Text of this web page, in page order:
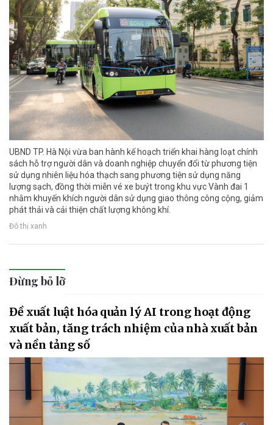
UBND TP. Hà Nội vừa ban hành kế hoạch triển khai hàng loạt chính
sách hỗ trợ người dân và doanh nghiệp chuyển đổi từ phương tiện
sử dụng nhiên liệu hóa thạch sang phương tiện sử dụng năng
lượng sạch, đồng thời miễn vé xe buýt trong khu vực Vành đai 1
nhằm khuyến khích người dân sử dụng giao thông công cộng, giảm
phát thải và cải thiện chất lượng không khí.
Đô thị xanh
Đừng bỏ lỡ
Đề xuất luật hóa quản lý AI trong hoạt động
xuất bản, tăng trách nhiệm của nhà xuất bản
và nền tảng số